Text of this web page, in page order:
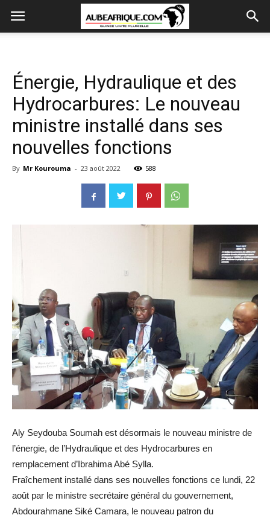
Énergie, Hydraulique et des
Hydrocarbures: Le nouveau
ministre installé dans ses
nouvelles fonctions
By Mr Kourouma - 23 août 2022 588
Aly Seydouba Soumah est désormais le nouveau ministre de
l’énergie, de l’Hydraulique et des Hydrocarbures en
remplacement d’Ibrahima Abé Sylla.
Fraîchement installé dans ses nouvelles fonctions ce lundi, 22
août par le ministre secrétaire général du gouvernement,
Abdourahmane Siké Camara, le nouveau patron du